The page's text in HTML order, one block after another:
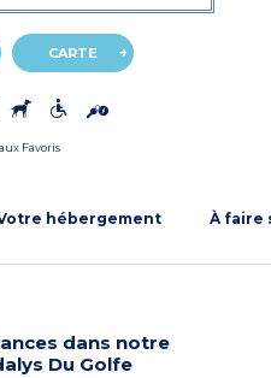
CARTE
Favoris
hébergement À faire
dans notre
Du Golfe